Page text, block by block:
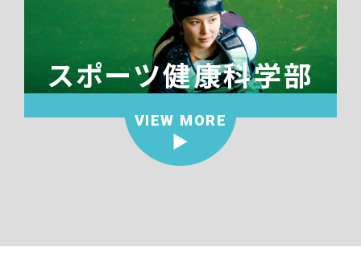
スポーツ健康科学部
VIEW MORE